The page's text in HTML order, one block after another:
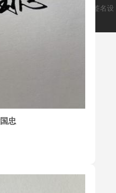
忠
写(aishouxie.cn)
致力于打造签名设
解决大家的签名问题。